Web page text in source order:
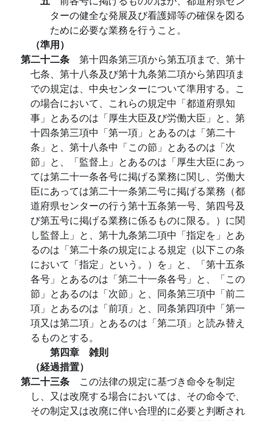
ターの健全な発展及び看護婦等の確保を図る
ために必要な業務を行うこと。
（準用）
第二十二条 第十四条第三項から第五項まで、第十
七条、第十八条及び第十九条第二項から第四項ま
での規定は、中央センターについて準用する。こ
の場合において、これらの規定中「都道府県知
事」とあるのは「厚生大臣及び労働大臣」と、第
十四条第三項中「第一項」とあるのは「第二十
条」と、第十八条中「この節」とあるのは「次
節」と、「監督上」とあるのは「厚生大臣にあっ
ては第二十一条各号に掲げる業務に関し、労働大
臣にあっては第二十一条第二号に掲げる業務（都
道府県センターの行う第十五条第一号、第四号及
び第五号に掲げる業務に係るものに限る。）に関
し監督上」と、第十九条第二項中「指定を」とあ
るのは「第二十条の規定による規定（以下この条
において「指定」という。）を」と、「第十五条
各号」とあるのは「第二十一条各号」と、「この
節」とあるのは「次節」と、同条第三項中「前二
項」とあるのは「前項」と、同条第四項中「第一
項又は第二項」とあるのは「第二項」と読み替え
るものとする。
第四章 雑則
（経過措置）
第二十三条 この法律の規定に基づき命令を制定
し、又は改廃する場合においては、その命令で、
その制定又は改廃に伴い合理的に必要と判断され